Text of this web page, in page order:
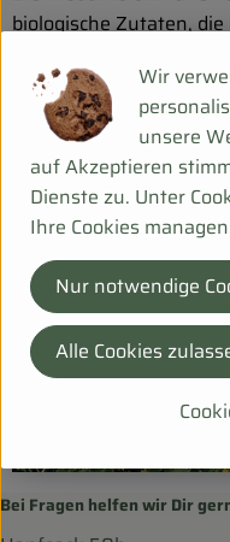
biologische Zutaten,
Wirtschaften und die
umweltorientierter
der
Bei Fragen helfen wir Dir
Wir
unsere
auf Akzeptieren
Dienste zu. Unter
Ihre Cookies
Nur notwendige
Alle Cookies